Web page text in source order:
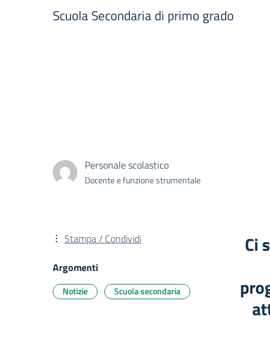
Scuola Secondaria di primo grado
Personale scolastico
Docente e funzione strumentale
Ci
Stampa / Condividi
Argomenti
Notizie Scuola secondaria